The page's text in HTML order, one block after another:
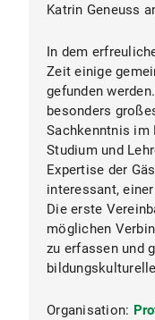
Katrin Geneuss
In dem
Zeit einige
gefunden
besonders
Sachkenntnis im
Studium und
Expertise der
interessant,
Die erste
möglichen
zu erfassen und
Organisation:
AI for innovative